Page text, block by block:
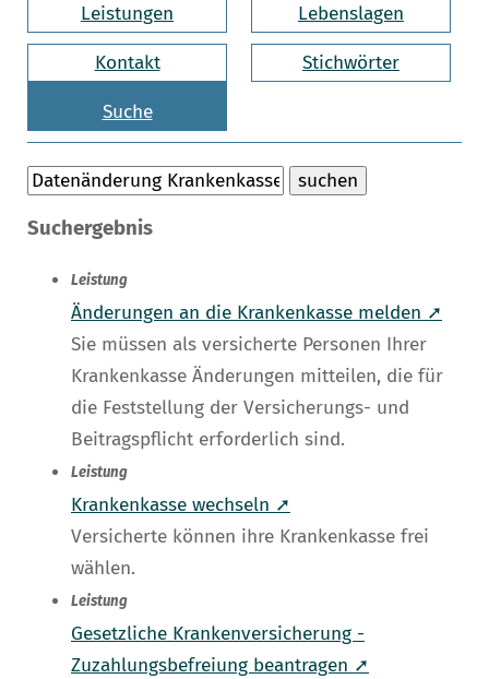
Leistungen Lebenslagen
Kontakt Stichwörter
Suche
Suchergebnis
Leistung
Änderungen an die Krankenkasse melden ➚
Sie müssen als versicherte Personen Ihrer
Krankenkasse Änderungen mitteilen, die für
die Feststellung der Versicherungs- und
Beitragspflicht erforderlich sind.
Leistung
Krankenkasse wechseln ➚
Versicherte können ihre Krankenkasse frei
wählen.
Leistung
Gesetzliche Krankenversicherung -
Zuzahlungsbefreiung beantragen ➚